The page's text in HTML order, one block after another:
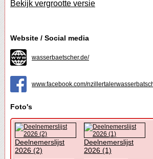
Bekijk vergrootte versie
Website / Social media
wasserbaetscher.de/
www.facebook.com/
Foto's
Deelnemerslijst
2026 (2)
Deelnemerslijst
2026 (1)